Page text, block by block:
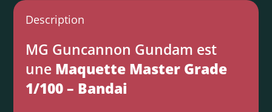
Description
MG Guncannon Gundam est
une Maquette Master Grade
1/100 – Bandai